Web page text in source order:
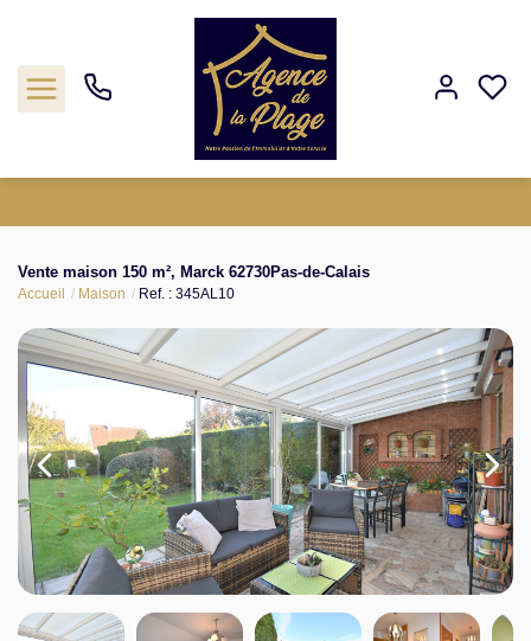
Acheter
Biens vendus
Agence
Nos outils
Contact
Vente maison 150 m², Marck 62730Pas-de-Calais
Accueil Maison Ref. : 345AL10